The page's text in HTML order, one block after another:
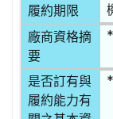
履約期限
廠商資格摘
要
是否訂有與
履約能力有